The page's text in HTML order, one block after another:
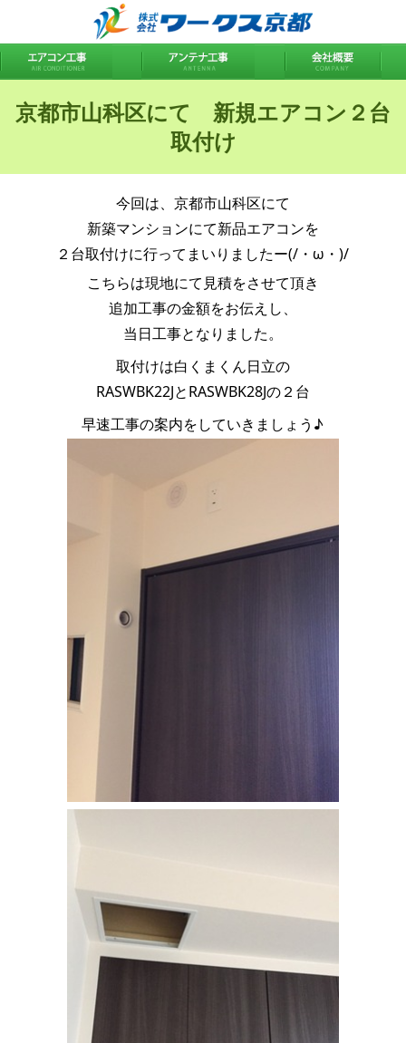
京都市山科区にて 新規エアコン２台
取付け
今回は、京都市山科区にて
新築マンションにて新品エアコンを
２台取付けに行ってまいりましたー(/・ω・)/
こちらは現地にて見積をさせて頂き
追加工事の金額をお伝えし、
当日工事となりました。
取付けは白くまくん日立の
RASWBK22JとRASWBK28Jの２台
早速工事の案内をしていきましょう♪